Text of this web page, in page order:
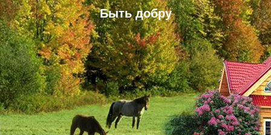
Быть добру